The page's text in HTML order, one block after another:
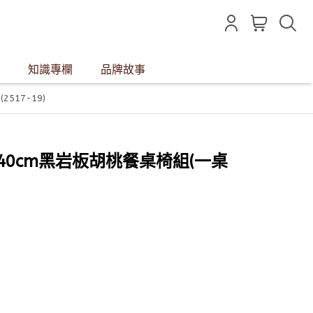
知識專欄 品牌故事
19)
黑岩板胡桃餐桌椅組(一桌